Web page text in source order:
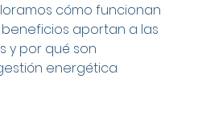
cómo funcionan
aportan a las
y por qué son
energética